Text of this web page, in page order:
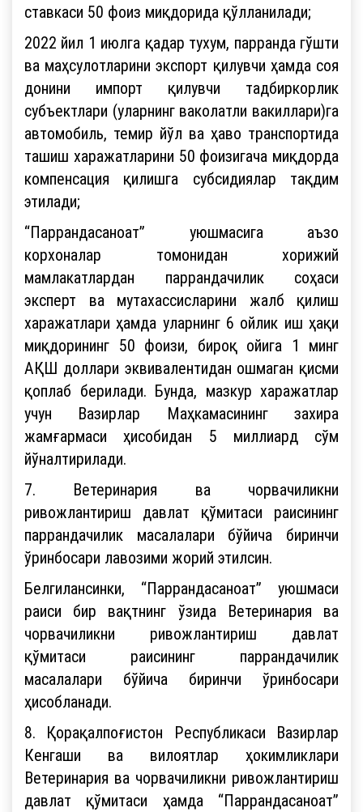
ставкаси 50 фоиз миқдорида қўлланилади;
2022 йил 1 июлга қадар тухум, парранда гўшти
ва маҳсулотларини экспорт қилувчи ҳамда соя
донини импорт қилувчи тадбиркорлик
субъектлари (уларнинг ваколатли вакиллари)га
автомобиль, темир йўл ва ҳаво транспортида
ташиш харажатларини 50 фоизигача миқдорда
компенсация қилишга субсидиялар тақдим
этилади;
“Паррандасаноат” уюшмасига аъзо
корхоналар томонидан хорижий
мамлакатлардан паррандачилик соҳаси
эксперт ва мутахассисларини жалб қилиш
харажатлари ҳамда уларнинг 6 ойлик иш ҳақи
миқдорининг 50 фоизи, бироқ ойига 1 минг
АҚШ доллари эквивалентидан ошмаган қисми
қоплаб берилади. Бунда, мазкур харажатлар
учун Вазирлар Маҳкамасининг захира
жамғармаси ҳисобидан 5 миллиард сўм
йўналтирилади.
7. Ветеринария ва чорвачиликни
ривожлантириш давлат қўмитаси раисининг
паррандачилик масалалари бўйича биринчи
ўринбосари лавозими жорий этилсин.
Белгилансинки, “Паррандасаноат” уюшмаси
раиси бир вақтнинг ўзида Ветеринария ва
чорвачиликни ривожлантириш давлат
қўмитаси раисининг паррандачилик
масалалари бўйича биринчи ўринбосари
ҳисобланади.
8. Қорақалпоғистон Республикаси Вазирлар
Кенгаши ва вилоятлар ҳокимликлари
Ветеринария ва чорвачиликни ривожлантириш
давлат қўмитаси ҳамда “Паррандасаноат”